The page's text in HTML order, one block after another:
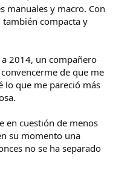
manuales y macro. Con
compacta y
2014, un compañero
de que me
lo que me pareció más
en cuestión de menos
su momento una
no se ha separado